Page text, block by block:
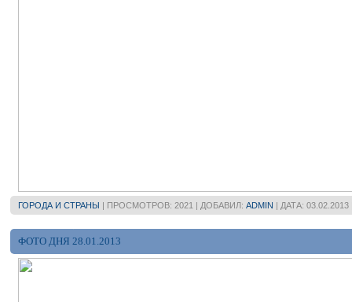
ГОРОДА И СТРАНЫ | ПРОСМОТРОВ: 2021 | ДОБАВИЛ: ADMIN | ДАТА: 03.02.2013
ФОТО ДНЯ 28.01.2013